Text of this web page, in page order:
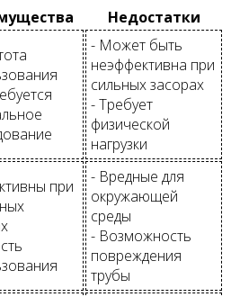
Недостатки
- Может быть
неэффективна при
сильных засорах
- Требует
физической
нагрузки
при
- Вредные для
окружающей
среды
- Возможность
повреждения
трубы